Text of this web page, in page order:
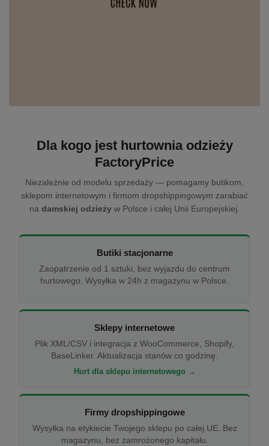
Dla kogo jest hurtownia odzieży
FactoryPrice
Niezależnie od modelu sprzedaży — pomagamy butikom,
sklepom internetowym i firmom dropshippingowym zarabiać
na damskiej odzieży w Polsce i całej Unii Europejskiej.
Butiki stacjonarne
Zaopatrzenie od 1 sztuki, bez wyjazdu do centrum
hurtowego. Wysyłka w 24h z magazynu w Polsce.
Sklepy internetowe
Plik XML/CSV i integracja z WooCommerce, Shopify,
BaseLinker. Aktualizacja stanów co godzinę.
Hurt dla sklepu internetowego →
Firmy dropshippingowe
Wysyłka na etykiecie Twojego sklepu po całej UE. Bez
magazynu, bez zamrożonego kapitału.